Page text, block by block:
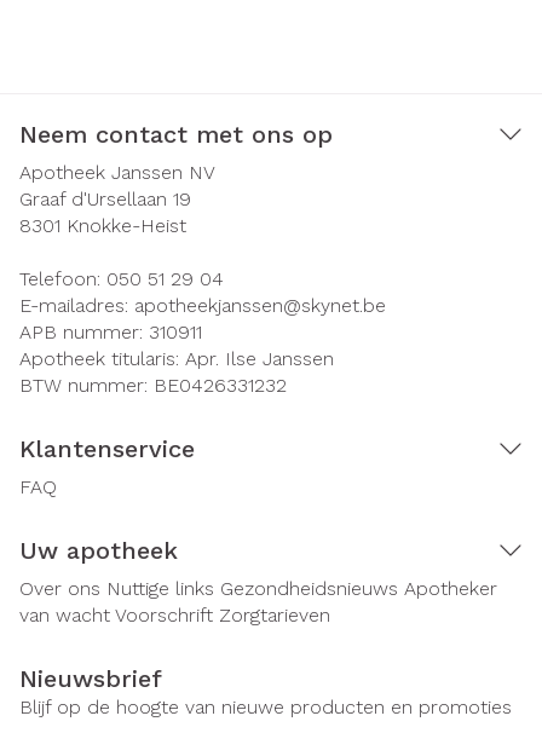
Neem contact met ons op
Apotheek Janssen NV
Graaf d'Ursellaan 19
8301 Knokke-Heist
Telefoon: 050 51 29 04
E-mailadres: apotheekjanssen@skynet.be
APB nummer: 310911
Apotheek titularis: Apr. Ilse Janssen
BTW nummer: BE0426331232
Klantenservice
FAQ
Uw apotheek
Over ons Nuttige links Gezondheidsnieuws Apotheker
van wacht Voorschrift Zorgtarieven
Nieuwsbrief
Blijf op de hoogte van nieuwe producten en promoties